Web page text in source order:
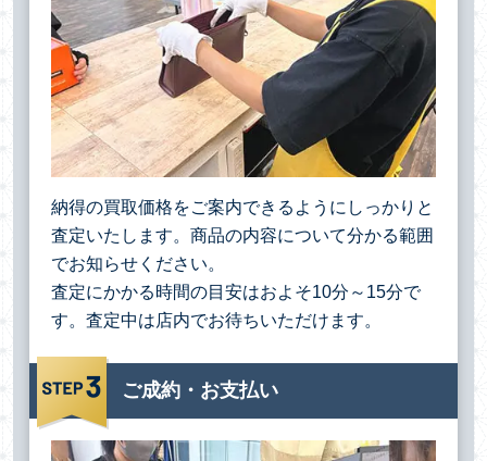
納得の買取価格をご案内できるようにしっかりと
査定いたします。商品の内容について分かる範囲
でお知らせください。
査定にかかる時間の目安はおよそ10分～15分で
す。査定中は店内でお待ちいただけます。
ご成約・お支払い